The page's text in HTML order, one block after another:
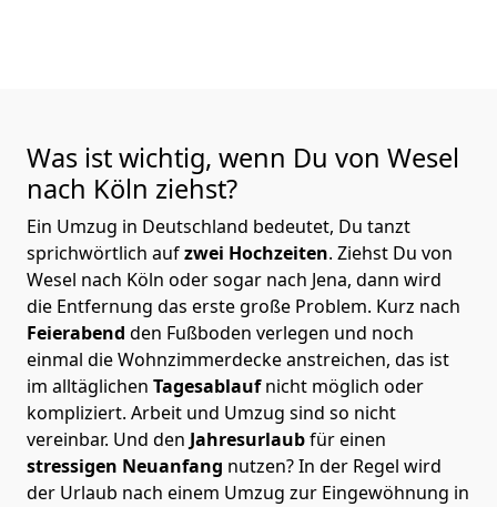
Was ist wichtig, wenn Du von Wesel
nach Köln ziehst?
Ein Umzug in Deutschland bedeutet, Du tanzt
sprichwörtlich aufzwei Hochzeiten. Ziehst Du von
Wesel nach Köln oder sogar nach Jena, dann wird
die Entfernung das erste große Problem. Kurz nach
Feierabend den Fußboden verlegen und noch
einmal die Wohnzimmerdecke anstreichen, das ist
im alltäglichen Tagesablaufnicht möglich oder
kompliziert. Arbeit und Umzug sind so nicht
vereinbar. Und den Jahresurlaubfür einen
stressigen Neuanfang nutzen? In der Regel wird
der Urlaub nach einem Umzug zur Eingewöhnung in